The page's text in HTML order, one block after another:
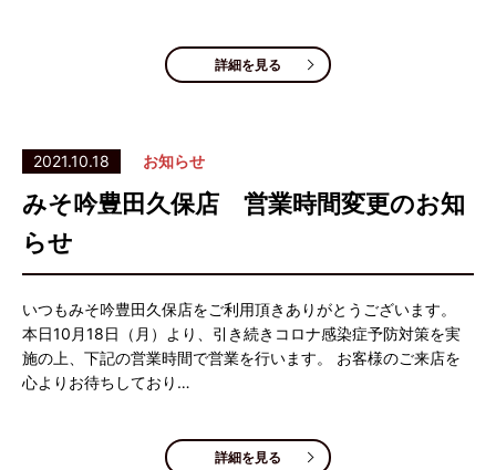
詳細を見る
2021.10.18 お知らせ
みそ吟豊田久保店 営業時間変更のお知
らせ
いつもみそ吟豊田久保店をご利用頂きありがとうございます。
本日10月18日（月）より、引き続きコロナ感染症予防対策を実
施の上、下記の営業時間で営業を行います。 お客様のご来店を
心よりお待ちしており…
詳細を見る